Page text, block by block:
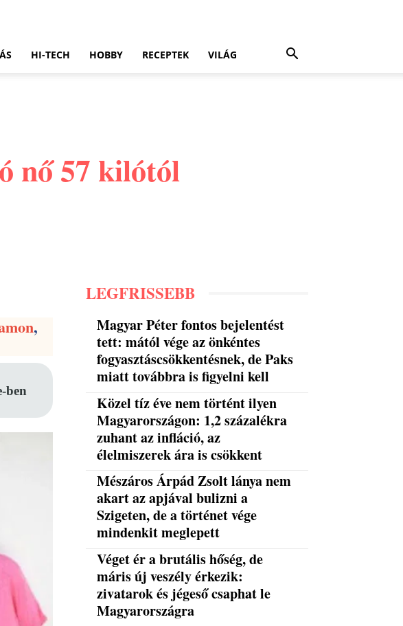
HI-TECH HOBBY RECEPTEK VILÁG
nő 57 kilótól
,
ben
LEGFRISSEBB
Magyar Péter fontos bejelentést
tett: mától vége az önkéntes
fogyasztáscsökkentésnek, de Paks
miatt továbbra is figyelni kell
Közel tíz éve nem történt ilyen
Magyarországon: 1,2 százalékra
zuhant az infláció, az
élelmiszerek ára is csökkent
Mészáros Árpád Zsolt lánya nem
akart az apjával bulizni a
Szigeten, de a történet vége
mindenkit meglepett
Véget ér a brutális hőség, de
máris új veszély érkezik:
zivatarok és jégeső csaphat le
Magyarországra